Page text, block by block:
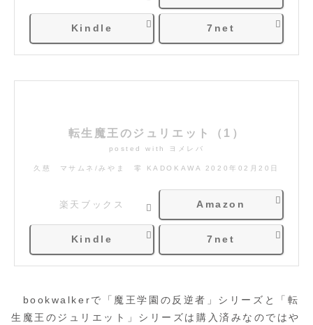
Kindle 7net
転生魔王のジュリエット（1）
posted with ヨメレバ
久慈 マサムネ/みやま 零 KADOKAWA 2020年02月20日
楽天ブックス Amazon
Kindle 7net
bookwalkerで「魔王学園の反逆者」シリーズと「転
生魔王のジュリエット」シリーズは購入済みなのではや